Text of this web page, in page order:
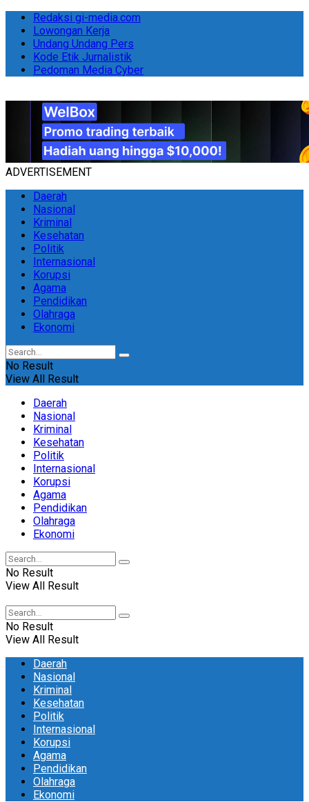
Redaksi gi-media.com
Lowongan Kerja
Undang Undang Pers
Kode Etik Jurnalistik
Pedoman Media Cyber
ADVERTISEMENT
Daerah
Nasional
Kriminal
Kesehatan
Politik
Internasional
Korupsi
Agama
Pendidikan
Olahraga
Ekonomi
No Result
View All Result
Daerah
Nasional
Kriminal
Kesehatan
Politik
Internasional
Korupsi
Agama
Pendidikan
Olahraga
Ekonomi
No Result
View All Result
No Result
View All Result
Daerah
Nasional
Kriminal
Kesehatan
Politik
Internasional
Korupsi
Agama
Pendidikan
Olahraga
Ekonomi